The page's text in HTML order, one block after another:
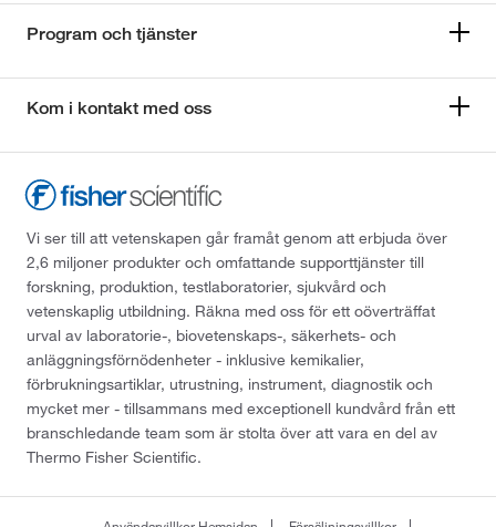
Program och tjänster
Kom i kontakt med oss
Vi ser till att vetenskapen går framåt genom att erbjuda över
2,6 miljoner produkter och omfattande supporttjänster till
forskning, produktion, testlaboratorier, sjukvård och
vetenskaplig utbildning. Räkna med oss för ett oöverträffat
urval av laboratorie-, biovetenskaps-, säkerhets- och
anläggningsförnödenheter - inklusive kemikalier,
förbrukningsartiklar, utrustning, instrument, diagnostik och
mycket mer - tillsammans med exceptionell kundvård från ett
branschledande team som är stolta över att vara en del av
Thermo Fisher Scientific.